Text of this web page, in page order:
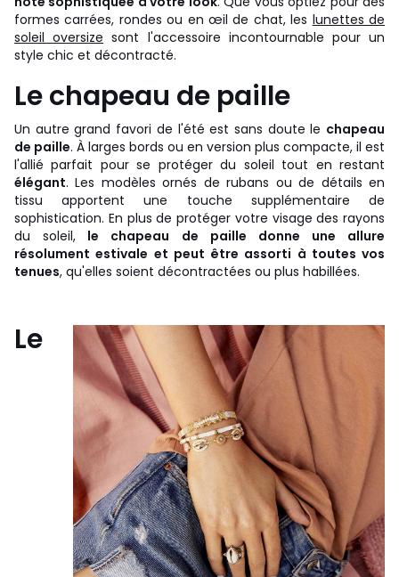
formes carrées, rondes ou en œil de chat, les lunettes de
soleil oversize sont l'accessoire incontournable pour un
style chic et décontracté.
Le chapeau de paille
Un autre grand favori de l'été est sans doute le chapeau
de paille. À larges bords ou en version plus compacte, il est
l'allié parfait pour se protéger du soleil tout en restant
élégant. Les modèles ornés de rubans ou de détails en
tissu apportent une touche supplémentaire de
sophistication. En plus de protéger votre visage des rayons
du soleil, le chapeau de paille donne une allure
résolument estivale et peut être assorti à toutes vos
tenues, qu'elles soient décontractées ou plus habillées.
Le